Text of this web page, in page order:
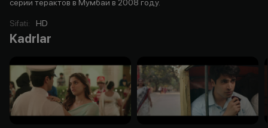
серии терактов в Мумбаи в 2008 году.
Sifati: HD
Kadrlar